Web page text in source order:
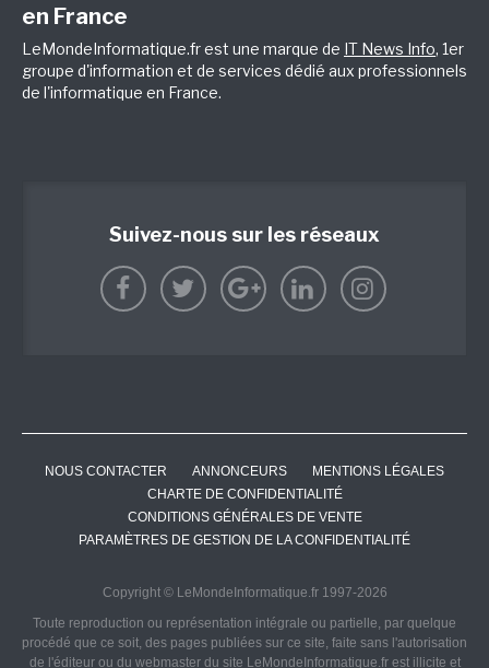
en France
LeMondeInformatique.fr est une marque de IT News Info, 1er
groupe d'information et de services dédié aux professionnels
de l'informatique en France.
Suivez-nous sur les réseaux
NOUS CONTACTER ANNONCEURS
MENTIONS LÉGALES
CHARTE DE CONFIDENTIALITÉ
CONDITIONS GÉNÉRALES DE VENTE
PARAMÈTRES DE GESTION DE LA CONFIDENTIALITÉ
Copyright © LeMondeInformatique.fr 1997-2026
Toute reproduction ou représentation intégrale ou partielle, par quelque
procédé que ce soit, des pages publiées sur ce site, faite sans l'autorisation
de l'éditeur ou du webmaster du site LeMondeInformatique.fr est illicite et